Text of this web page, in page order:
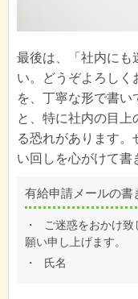
最後は、「社内にも
い。どうぞよろしく
を、丁寧な形で書い
と、特に社内の目
る恐れがあります
い回しを心がけて書
有給申請メールの書
・
ご迷惑をおかけ
願い申し上げます。
・
氏名